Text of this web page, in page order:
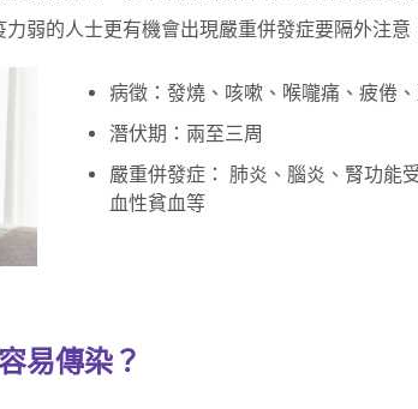
弱的人士更有機會出現嚴重併發症要隔外注意
病徵：發燒、咳嗽、喉嚨痛、疲倦
潛伏期：兩至三周
嚴重併發症： 肺炎、腦炎、腎功能
血性貧血等
易傳染？